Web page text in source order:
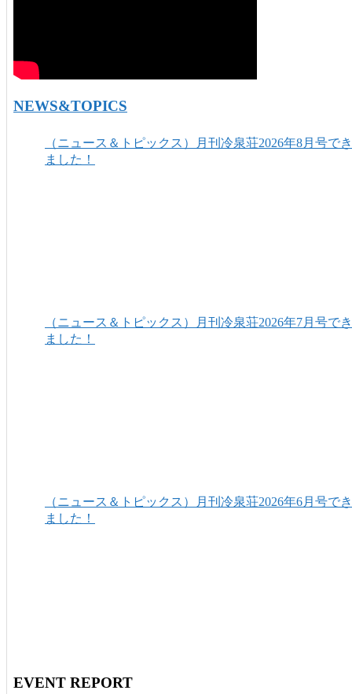
NEWS&TOPICS
（ニュース＆トピックス）月刊冷泉荘2026年8月号でき
ました！
（ニュース＆トピックス）月刊冷泉荘2026年7月号でき
ました！
（ニュース＆トピックス）月刊冷泉荘2026年6月号でき
ました！
EVENT REPORT